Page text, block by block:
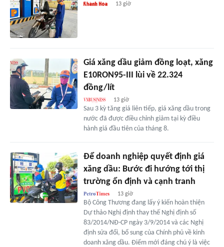
13 giờ
Giá xăng dầu giảm đồng loạt, xăng
E10RON95-III lùi về 22.324
đồng/lít
13 giờ
Sau 3 kỳ tăng giá liên tiếp, giá xăng dầu trong
nước đã được điều chỉnh giảm tại kỳ điều
hành giá đầu tiên của tháng 8.
Để doanh nghiệp quyết định giá
xăng dầu: Bước đi hướng tới thị
trường ổn định và cạnh tranh
13 giờ
Bộ Công Thương đang lấy ý kiến hoàn thiện
Dự thảo Nghị định thay thế Nghị định số
83/2014/NĐ-CP ngày 3/9/2014 và các Nghị
định sửa đổi, bổ sung của Chính phủ về kinh
doanh xăng dầu. Điểm mới đáng chú ý là việc